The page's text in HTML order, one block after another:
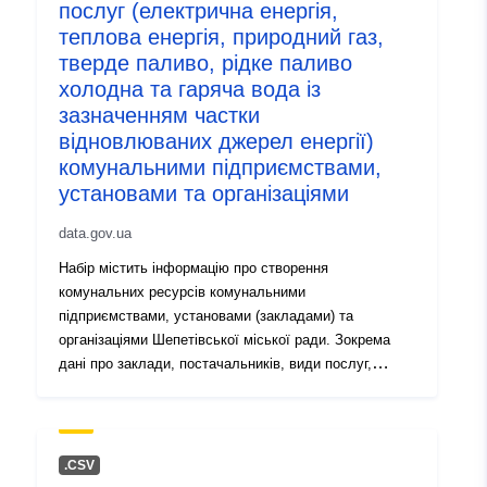
uriRef:
http://data.europa.eu/88u/dataset/
0d3e-42d6-93cf-d357d2363f44
Informacije o
verziji:
1.0
послуг (електрична енергія,
теплова енергія, природний газ,
тверде паливо, рідке паливо
холодна та гаряча вода із
зазначенням частки
відновлюваних джерел енергії)
комунальними підприємствами,
установами та організаціями
data.gov.ua
Набір містить інформацію про створення
комунальних ресурсів комунальними
підприємствами, установами (закладами) та
організаціями Шепетівської міської ради. Зокрема
дані про заклади, постачальників, види послуг,
.CSV